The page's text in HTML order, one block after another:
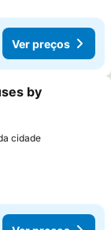
Ver preços
favoritos
by
cidade